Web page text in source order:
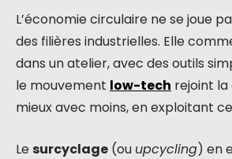
L’économie circulaire ne se joue
des filières industrielles. Elle
dans un atelier, avec des outils
le mouvement low-tech rejoint
mieux avec moins, en exploitant
Le surcyclage (ou upcycling) en